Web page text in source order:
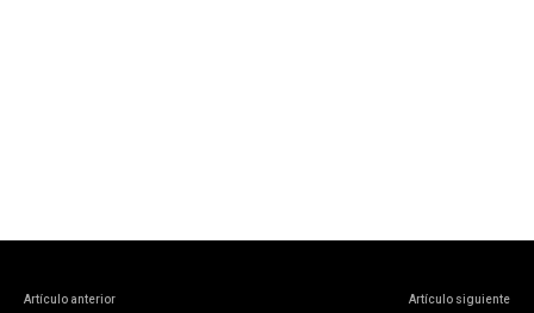
Artículo anterior Artículo siguiente